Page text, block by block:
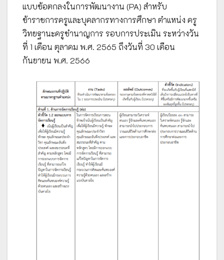
แบบข้อตกลงในการพัฒนางาน (PA) สำหรับ
ข้าราชการครูและบุคลากรทางการศึกษา ตำแหน่ง ครู
วิทยฐานะครูชำนาญการ รอบการประเมิน ระหว่างวัน
ที่ 1 เดือน ตุลาคม พ.ศ. 2565 ถึงวันที่ 30 เดือน
กันยายน พ.ศ. 2566